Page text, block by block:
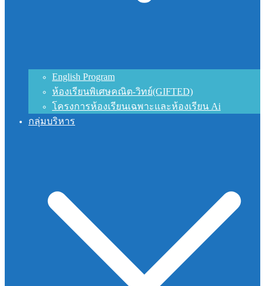
English Program
ห้องเรียนพิเศษคณิต-วิทย์(GIFTED)
โครงการห้องเรียนเฉพาะและห้องเรียน Ai
กลุ่มบริหาร